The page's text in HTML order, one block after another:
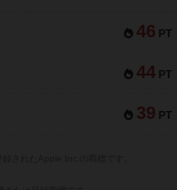
46 PT
44 PT
39 PT